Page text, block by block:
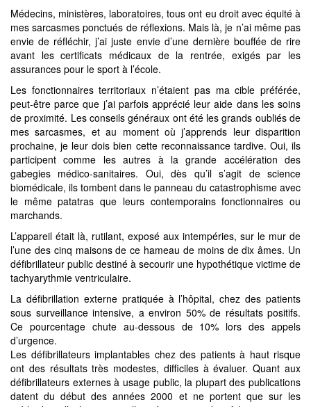
Médecins, ministères, laboratoires, tous ont eu droit avec équité à
mes sarcasmes ponctués de réflexions. Mais là, je n’ai même pas
envie de réfléchir, j’ai juste envie d’une dernière bouffée de rire
avant les certificats médicaux de la rentrée, exigés par les
assurances pour le sport à l’école.
Les fonctionnaires territoriaux n’étaient pas ma cible préférée,
peut-être parce que j’ai parfois apprécié leur aide dans les soins
de proximité. Les conseils généraux ont été les grands oubliés de
mes sarcasmes, et au moment où j’apprends leur disparition
prochaine, je leur dois bien cette reconnaissance tardive. Oui, ils
participent comme les autres à la grande accélération des
gabegies médico-sanitaires. Oui, dès qu’il s’agit de science
biomédicale, ils tombent dans le panneau du catastrophisme avec
le même patatras que leurs contemporains fonctionnaires ou
marchands.
L’appareil était là, rutilant, exposé aux intempéries, sur le mur de
l’une des cinq maisons de ce hameau de moins de dix âmes. Un
défibrillateur public destiné à secourir une hypothétique victime de
tachyarythmie ventriculaire.
La défibrillation externe pratiquée à l’hôpital, chez des patients
sous surveillance intensive, a environ 50% de résultats positifs.
Ce pourcentage chute au-dessous de 10% lors des appels
d’urgence.
Les défibrillateurs implantables chez des patients à haut risque
ont des résultats très modestes, difficiles à évaluer. Quant aux
défibrillateurs externes à usage public, la plupart des publications
datent du début des années 2000 et ne portent que sur les